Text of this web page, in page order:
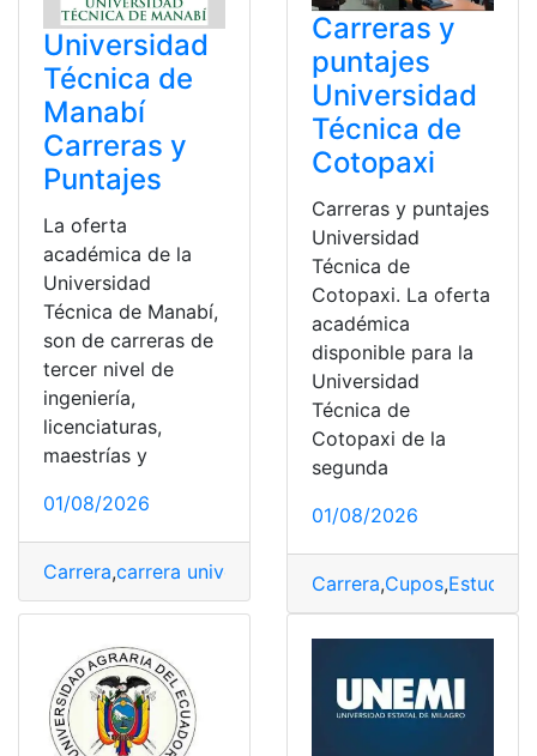
Universidad
Técnica de
Manabí
Carreras y
Puntajes
La oferta
académica de la
Universidad
Técnica de Manabí,
son de carreras de
tercer nivel de
ingeniería,
licenciaturas,
maestrías y
01/08/2026
Carrera,carrera universitaria documento Manabí
Carreras y
puntajes
Universidad
Técnica de
Cotopaxi
Carreras y puntajes
Universidad
Técnica de
Cotopaxi. La oferta
académica
disponible para la
Universidad
Técnica de
Cotopaxi de la
segunda
01/08/2026
Carrera,Cupos,Estudiar